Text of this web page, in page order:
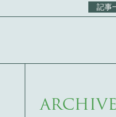
記事
ARCHIVE